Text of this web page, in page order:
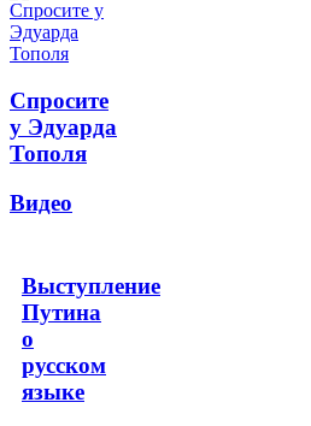
Спросите
у Эдуарда
Тополя
Видео
Выступление
Путина
о
русском
языке